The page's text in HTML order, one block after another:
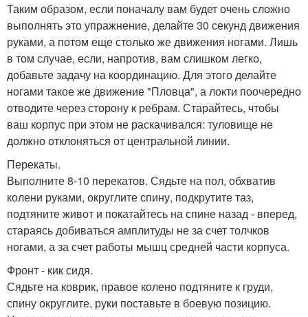
Таким образом, если поначалу вам будет очень сложно
выполнять это упражнение, делайте 30 секунд движения
руками, а потом еще столько же движения ногами. Лишь
в том случае, если, напротив, вам слишком легко,
добавьте задачу на координацию. Для этого делайте
ногами такое же движение "Пловца", а локти поочередно
отводите через сторону к ребрам. Старайтесь, чтобы
ваш корпус при этом не раскачивался: туловище не
должно отклоняться от центральной линии.
Перекаты.
Выполните 8-10 перекатов. Сядьте на пол, обхватив
колени руками, округлите спину, подкрутите таз,
подтяните живот и покатайтесь на спине назад - вперед,
стараясь добиваться амплитуды не за счет толчков
ногами, а за счет работы мышц средней части корпуса.
Фронт - кик сидя.
Сядьте на коврик, правое колено подтяните к груди,
спину округлите, руки поставьте в боевую позицию.